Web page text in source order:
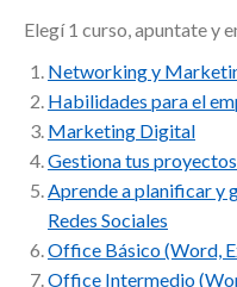
Elegí 1 curso, apuntate y
Networking y
Habilidades para el
Marketing Digital
Gestiona tus
Aprende a planificar y
Redes Sociales
Office Básico (Word,
Office Intermedio